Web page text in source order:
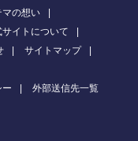
マの想い
イトについて
サイトマップ
ー 外部送信先一覧